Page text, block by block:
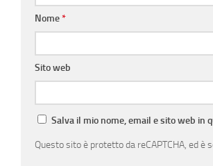
Nome*
Sito web
Salva il mio nome, email e sito web in
Questo sito è protetto da reCAPTCHA, ed è